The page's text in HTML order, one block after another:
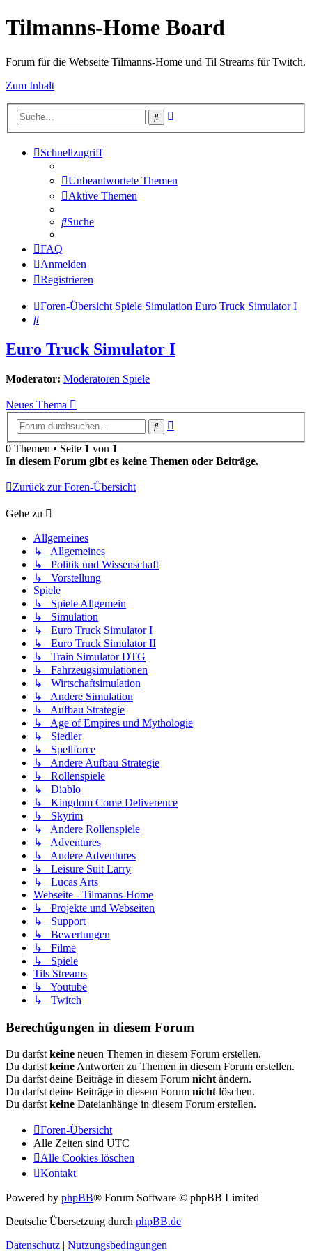
Tilmanns-Home Board
Forum für die Webseite Tilmanns-Home und Til Streams für Twitch.
Zum Inhalt
Suche
Schnellzugriff
Unbeantwortete Themen
Aktive Themen
Suche
FAQ
Anmelden
Registrieren
Foren-Übersicht Spiele Simulation Euro Truck Simulator I
Suche
Euro Truck Simulator I
Moderator: Moderatoren Spiele
Neues Thema
Suche
0 Themen • Seite 1 von 1
In diesem Forum gibt es keine Themen oder Beiträge.
Zurück zur Foren-Übersicht
Gehe zu
Allgemeines
↳ Allgemeines
↳ Politik und Wissenschaft
↳ Vorstellung
Spiele
↳ Spiele Allgemein
↳ Simulation
↳ Euro Truck Simulator I
↳ Euro Truck Simulator II
↳ Train Simulator DTG
↳ Fahrzeugsimulationen
↳ Wirtschaftsimulation
↳ Andere Simulation
↳ Aufbau Strategie
↳ Age of Empires und Mythologie
↳ Siedler
↳ Spellforce
↳ Andere Aufbau Strategie
↳ Rollenspiele
↳ Diablo
↳ Kingdom Come Deliverence
↳ Skyrim
↳ Andere Rollenspiele
↳ Adventures
↳ Andere Adventures
↳ Leisure Suit Larry
↳ Lucas Arts
Webseite - Tilmanns-Home
↳ Projekte und Webseiten
↳ Support
↳ Bewertungen
↳ Filme
↳ Spiele
Tils Streams
↳ Youtube
↳ Twitch
Berechtigungen in diesem Forum
Du darfst keine neuen Themen in diesem Forum erstellen.
Du darfst keine Antworten zu Themen in diesem Forum erstellen.
Du darfst deine Beiträge in diesem Forum nicht ändern.
Du darfst deine Beiträge in diesem Forum nicht löschen.
Du darfst keine Dateianhänge in diesem Forum erstellen.
Foren-Übersicht
Alle Zeiten sind UTC
Alle Cookies löschen
Kontakt
Powered by phpBB® Forum Software © phpBB Limited
Deutsche Übersetzung durch phpBB.de
Datenschutz | Nutzungsbedingungen